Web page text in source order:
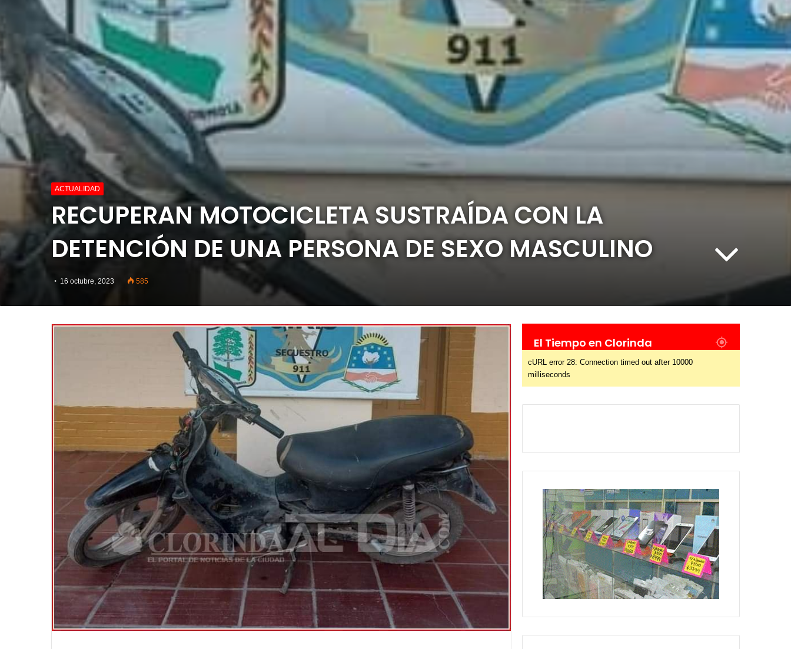
ACTUALIDAD
RECUPERAN MOTOCICLETA SUSTRAÍDA CON LA
DETENCIÓN DE UNA PERSONA DE SEXO MASCULINO
16 octubre, 2023 585
El Tiempo en Clorinda
cURL error 28: Connection timed out after 10000
milliseconds